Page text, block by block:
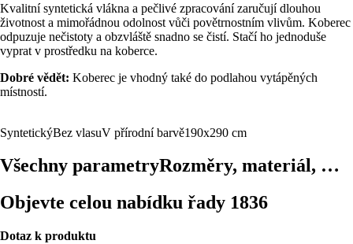
Kvalitní syntetická vlákna a pečlivé zpracování zaručují dlouhou
životnost a mimořádnou odolnost vůči povětrnostním vlivům. Koberec
odpuzuje nečistoty a obzvláště snadno se čistí. Stačí ho jednoduše
vyprat v prostředku na koberce.
Dobré vědět: Koberec je vhodný také do podlahou vytápěných
místností.
SyntetickýBez vlasuV přírodní barvě190x290 cm
Všechny parametryRozměry, materiál, …
Objevte celou nabídku řady 1836
Dotaz k produktu